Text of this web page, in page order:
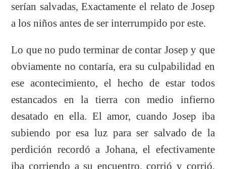
serían salvadas, Exactamente el relato de Josep
a los niños antes de ser interrumpido por este.
Lo que no pudo terminar de contar Josep y que
obviamente no contaría, era su culpabilidad en
ese acontecimiento, el hecho de estar todos
estancados en la tierra con medio infierno
desatado en ella. El amor, cuando Josep iba
subiendo por esa luz para ser salvado de la
perdición recordó a Johana, el efectivamente
iba corriendo a su encuentro, corrió y corrió,